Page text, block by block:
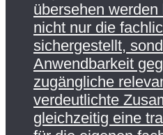
übersehen
nicht nur die
sichergestellt,
Anwendbarkeit
zugängliche
verdeutlichte
gleichzeitig eine